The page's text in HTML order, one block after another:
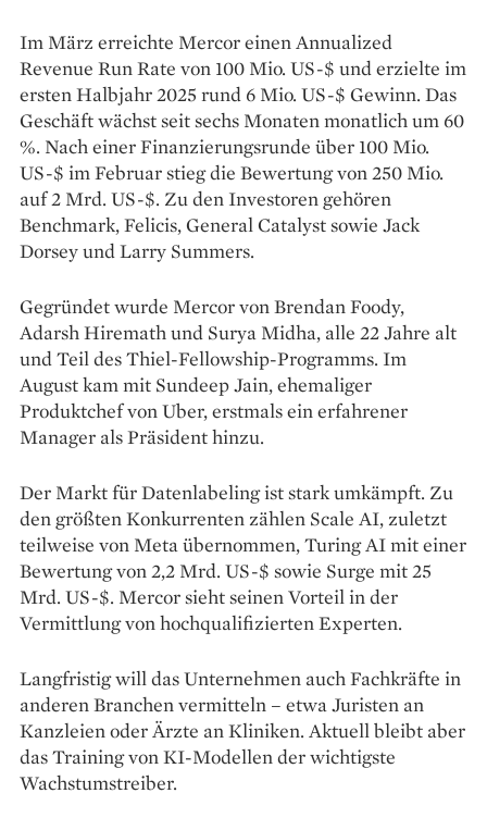
Im März erreichte Mercor einen Annualized
Revenue Run Rate von 100 Mio. US-$ und erzielte im
ersten Halbjahr 2025 rund 6 Mio. US-$ Gewinn. Das
Geschäft wächst seit sechs Monaten monatlich um 60
%. Nach einer Finanzierungsrunde über 100 Mio.
US-$ im Februar stieg die Bewertung von 250 Mio.
auf 2 Mrd. US-$. Zu den Investoren gehören
Benchmark, Felicis, General Catalyst sowie Jack
Dorsey und Larry Summers.
Gegründet wurde Mercor von Brendan Foody,
Adarsh Hiremath und Surya Midha, alle 22 Jahre alt
und Teil des Thiel-Fellowship-Programms. Im
August kam mit Sundeep Jain, ehemaliger
Produktchef von Uber, erstmals ein erfahrener
Manager als Präsident hinzu.
Der Markt für Datenlabeling ist stark umkämpft. Zu
den größten Konkurrenten zählen Scale AI, zuletzt
teilweise von Meta übernommen, Turing AI mit einer
Bewertung von 2,2 Mrd. US-$ sowie Surge mit 25
Mrd. US-$. Mercor sieht seinen Vorteil in der
Vermittlung von hochqualifizierten Experten.
Langfristig will das Unternehmen auch Fachkräfte in
anderen Branchen vermitteln – etwa Juristen an
Kanzleien oder Ärzte an Kliniken. Aktuell bleibt aber
das Training von KI-Modellen der wichtigste
Wachstumstreiber.